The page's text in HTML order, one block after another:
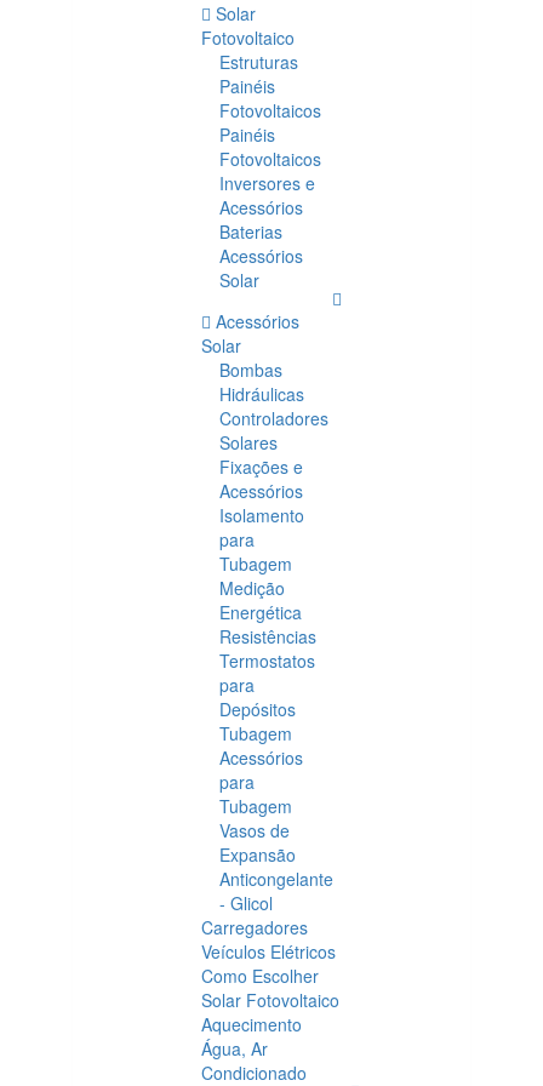
Solar
Fotovoltaico
Estruturas
Painéis
Fotovoltaicos
Painéis
Fotovoltaicos
Inversores e
Acessórios
Baterias
Acessórios
Solar
Acessórios
Solar
Bombas
Hidráulicas
Controladores
Solares
Fixações e
Acessórios
Isolamento
para
Tubagem
Medição
Energética
Resistências
Termostatos
para
Depósitos
Tubagem
Acessórios
para
Tubagem
Vasos de
Expansão
Anticongelante
- Glicol
Carregadores
Veículos Elétricos
Como Escolher
Solar Fotovoltaico
Aquecimento
Água, Ar
Condicionado